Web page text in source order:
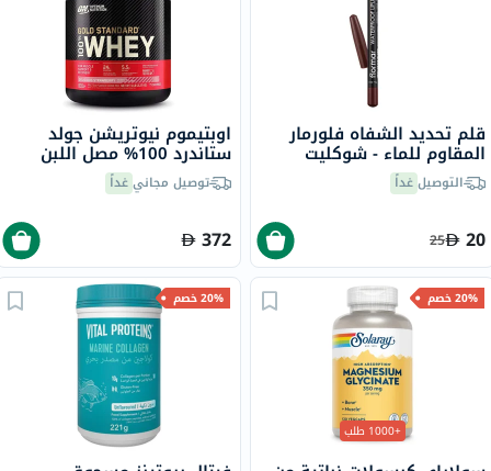
قلم تحديد الشفاه فلورمار
المقاوم للماء - شوكليت
فوندو/244
التوصيلغداً
20
25
اوبتيموم نيوتريشن جولد
ستاندرد 100% مصل اللبن
اللذيذ بنكهة بالفراولة 5 رطل
توصيل مجانيغداً
372
20% خصم
+1000 طلب
20% خصم